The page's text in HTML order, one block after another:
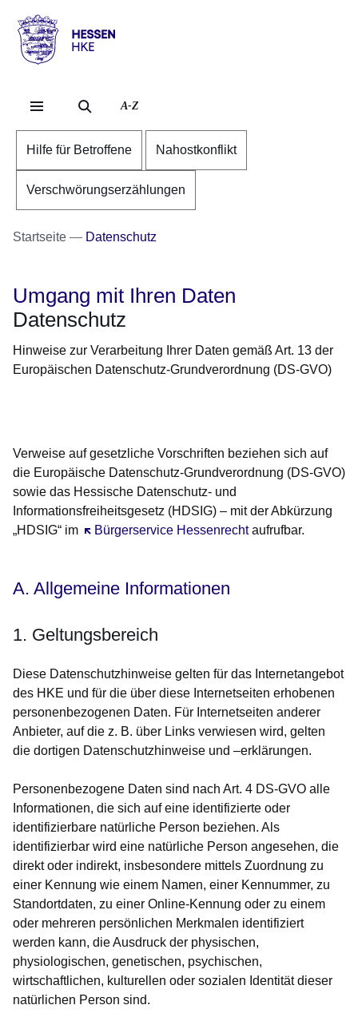
Hessen
HKE
A-Z
Hilfe für Betroffene Nahostkonflikt
Verschwörungserzählungen
Startseite Datenschutz
Umgang mit Ihren Daten
Datenschutz
Hinweise zur Verarbeitung Ihrer Daten gemäß Art. 13 der
Europäischen Datenschutz-Grundverordnung (DS-GVO)
Verweise auf gesetzliche Vorschriften beziehen sich auf
die Europäische Datenschutz-Grundverordnung (DS-GVO)
sowie das Hessische Datenschutz- und
Informationsfreiheitsgesetz (HDSIG) – mit der Abkürzung
„HDSIG“ im
Bürgerservice Hessenrecht
Öffnet sich in einem neuen Fenster
aufrufbar.
A. Allgemeine Informationen
1. Geltungsbereich
Diese Datenschutzhinweise gelten für das Internetangebot
des HKE und für die über diese Internetseiten erhobenen
personenbezogenen Daten. Für Internetseiten anderer
Anbieter, auf die z. B. über Links verwiesen wird, gelten
die dortigen Datenschutzhinweise und –erklärungen.
Personenbezogene Daten sind nach Art. 4 DS-GVO alle
Informationen, die sich auf eine identifizierte oder
identifizierbare natürliche Person beziehen. Als
identifizierbar wird eine natürliche Person angesehen, die
direkt oder indirekt, insbesondere mittels Zuordnung zu
einer Kennung wie einem Namen, einer Kennummer, zu
Standortdaten, zu einer Online-Kennung oder zu einem
oder mehreren persönlichen Merkmalen identifiziert
werden kann, die Ausdruck der physischen,
physiologischen, genetischen, psychischen,
wirtschaftlichen, kulturellen oder sozialen Identität dieser
natürlichen Person sind.